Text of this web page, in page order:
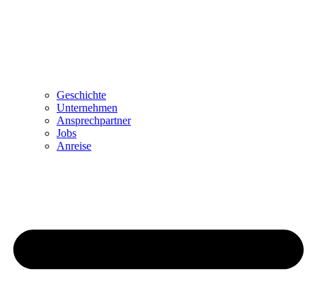
Geschichte
Unternehmen
Ansprechpartner
Jobs
Anreise